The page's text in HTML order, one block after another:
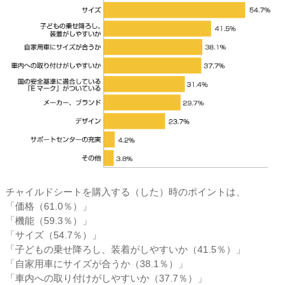
チャイルドシートを購入する（した）時のポイントは、
「価格（61.0％）」
「機能（59.3％）」
「サイズ（54.7％）」
「子どもの乗せ降ろし、装着がしやすいか（41.5％）」
「自家用車にサイズが合うか（38.1％）」
「車内への取り付けがしやすいか（37.7％）」